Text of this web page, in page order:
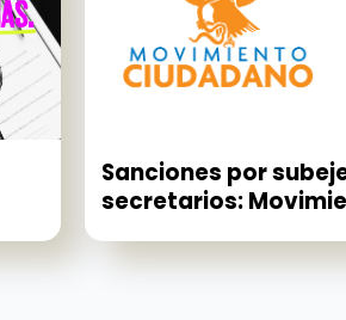
Sanciones por
secretarios: